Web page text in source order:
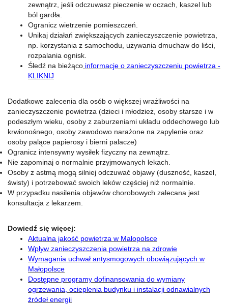
zewnątrz, jeśli odczuwasz pieczenie w oczach, kaszel lub
ból gardła.
Ogranicz wietrzenie pomieszczeń.
Unikaj działań zwiększających zanieczyszczenie powietrza,
np. korzystania z samochodu, używania dmuchaw do liści,
rozpalania ognisk.
Śledź na bieżąco informacje o zanieczyszczeniu powietrza -
KLIKNIJ
Dodatkowe zalecenia dla osób o większej wrażliwości na
zanieczyszczenie powietrza (dzieci i młodzież, osoby starsze i w
podeszłym wieku, osoby z zaburzeniami układu oddechowego lub
krwionośnego, osoby zawodowo narażone na zapylenie oraz
osoby palące papierosy i bierni palacze)
Ogranicz intensywny wysiłek fizyczny na zewnątrz.
Nie zapominaj o normalnie przyjmowanych lekach.
Osoby z astmą mogą silniej odczuwać objawy (duszność, kaszel,
świsty) i potrzebować swoich leków częściej niż normalnie.
W przypadku nasilenia objawów chorobowych zalecana jest
konsultacja z lekarzem.
Dowiedź się więcej:
Aktualna jakość powietrza w Małopolsce
Wpływ zanieczyszczenia powietrza na zdrowie
Wymagania uchwał antysmogowych obowiązujących w
Małopolsce
Dostępne programy dofinansowania do wymiany
ogrzewania, ocieplenia budynku i instalacji odnawialnych
źródeł energii